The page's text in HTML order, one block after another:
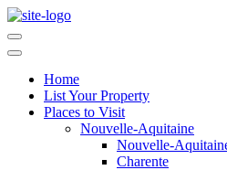
Home
List Your Property
Places to Visit
Nouvelle-Aquitaine
Nouvelle-
Charente